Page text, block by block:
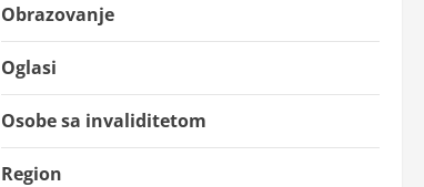
Obrazovanje
Oglasi
Osobe sa invaliditetom
Region